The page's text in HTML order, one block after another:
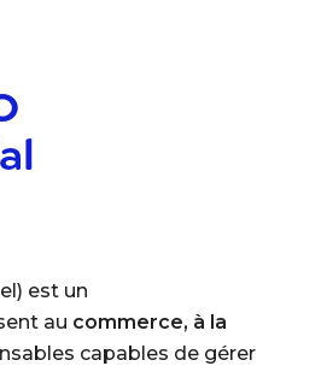
est un
au commerce, à la
capables de gérer